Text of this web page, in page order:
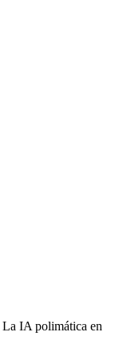
La IA polimática en